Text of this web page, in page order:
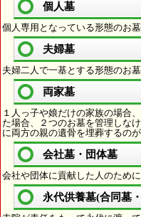
個人墓
個人専用となっている形態のお墓
夫婦墓
夫婦二人で一基とする形態のお墓
両家墓
１人っ子や娘だけの家族の場合
た場合、２つのお墓を管理しな
に両方の親の遺骨を埋葬するのが
会社墓・団体墓
会社や団体に貢献した人のため
永代供養墓(合同墓